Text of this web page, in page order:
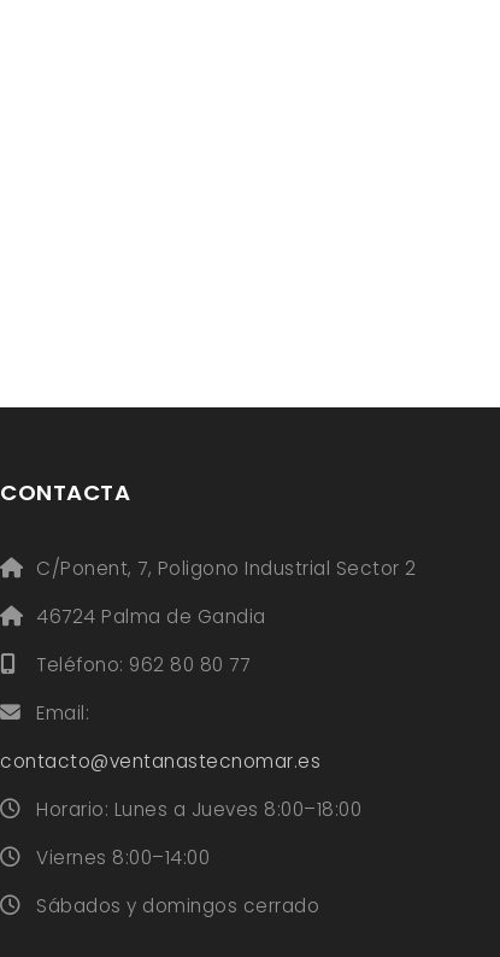
CONTACTA
C/Ponent, 7, Poligono Industrial Sector 2
46724 Palma de Gandia
Teléfono: 962 80 80 77
Email:
contacto@ventanastecnomar.es
Horario: Lunes a Jueves 8:00–18:00
Viernes 8:00–14:00
Sábados y domingos cerrado